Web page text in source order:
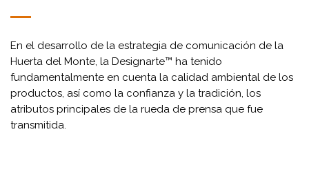
En el desarrollo de la estrategia de comunicación de la
Huerta del Monte, la Designarte™ ha tenido
fundamentalmente en cuenta la calidad ambiental de los
productos, así como la confianza y la tradición, los
atributos principales de la rueda de prensa que fue
transmitida.